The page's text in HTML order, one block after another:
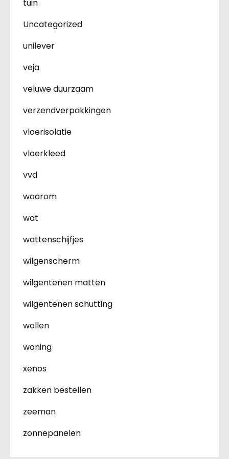
tuin
Uncategorized
unilever
veja
veluwe duurzaam
verzendverpakkingen
vloerisolatie
vloerkleed
vvd
waarom
wat
wattenschijfjes
wilgenscherm
wilgentenen matten
wilgentenen schutting
wollen
woning
xenos
zakken bestellen
zeeman
zonnepanelen